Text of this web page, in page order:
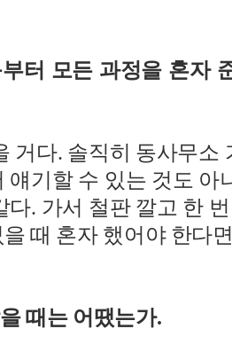
터 모든 과정을 혼자
거다. 솔직히 동사무소
얘기할 수 있는 것도 아
다. 가서 철판 깔고 한
때 혼자 했어야 한다
때는 어땠는가.